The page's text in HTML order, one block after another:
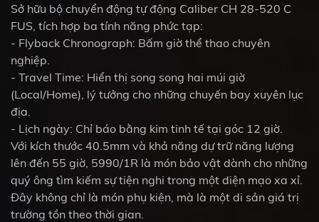
Sở hữu bộ chuyển động tự động Caliber CH 28-520 C
FUS, tích hợp ba tính năng phức tạp:
- Flyback Chronograph: Bấm giờ thể thao chuyên
nghiệp.
- Travel Time: Hiển thị song song hai múi giờ
(Local/Home), lý tưởng cho những chuyến bay xuyên lục
địa.
- Lịch ngày: Chỉ báo bằng kim tinh tế tại góc 12 giờ.
Với kích thước 40.5mm và khả năng dự trữ năng lượng
lên đến 55 giờ, 5990/1R là món bảo vật dành cho những
quý ông tìm kiếm sự tiện nghi trong một diện mạo xa xỉ.
Đây không chỉ là món phụ kiện, mà là một di sản giá trị
trường tồn theo thời gian.